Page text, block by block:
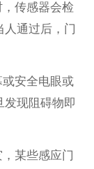
传感器会检
通过后，门
安全电眼或
发现阻碍物即
某些感应门